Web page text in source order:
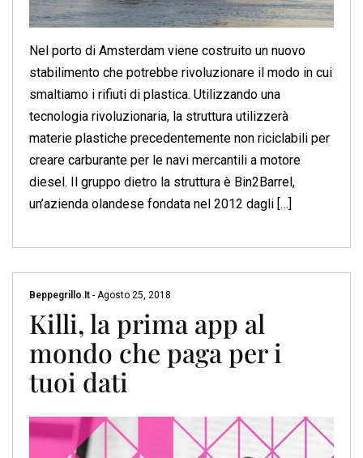
Nel porto di Amsterdam viene costruito un nuovo
stabilimento che potrebbe rivoluzionare il modo in cui
smaltiamo i rifiuti di plastica. Utilizzando una
tecnologia rivoluzionaria, la struttura utilizzerà
materie plastiche precedentemente non riciclabili per
creare carburante per le navi mercantili a motore
diesel. Il gruppo dietro la struttura è Bin2Barrel,
un’azienda olandese fondata nel 2012 dagli […]
Beppegrillo.it - Agosto 25, 2018
Killi, la prima app al
mondo che paga per i
tuoi dati